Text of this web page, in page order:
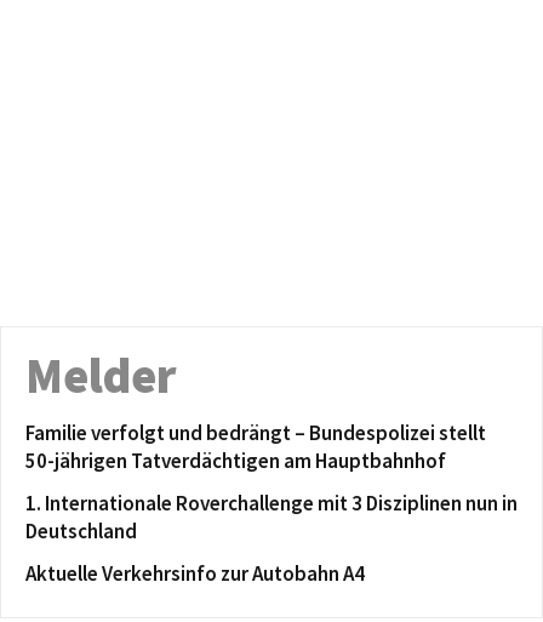
Melder
Familie verfolgt und bedrängt – Bundespolizei stellt
50-jährigen Tatverdächtigen am Hauptbahnhof
1. Internationale Roverchallenge mit 3 Disziplinen nun in
Deutschland
Aktuelle Verkehrsinfo zur Autobahn A4